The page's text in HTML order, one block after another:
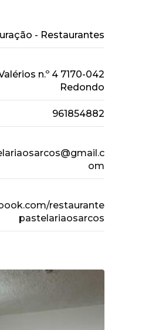
- Restaurantes
n.º 4 7170-042
Redondo
961854882
om
restaurante
pastelariaosarcos